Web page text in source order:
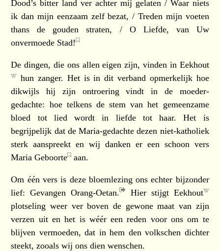
Dood’s bitter land ver achter mij gelaten / Waar niets
ik dan mijn eenzaam zelf bezat, / Treden mijn voeten
thans de gouden straten, / O Liefde, van Uw
onvermoede Stad!
De dingen, die ons allen eigen zijn, vinden in Eekhout
hun zanger. Het is in dit verband opmerkelijk hoe
dikwijls hij zijn ontroering vindt in de moeder-
gedachte: hoe telkens de stem van het gemeenzame
bloed tot lied wordt in liefde tot haar. Het is
begrijpelijk dat de Maria-gedachte dezen niet-katholiek
sterk aanspreekt en wij danken er een schoon vers
Maria Geboorte
aan.
Om één vers is deze bloemlezing ons echter bijzonder
lief:Gevangen Orang-Oetan. Hier stijgt Eekhout
plotseling weer ver boven de gewone maat van zijn
verzen uit en het is wéér een reden voor ons om te
blijven vermoeden, dat in hem den volkschen dichter
steekt, zooals wij ons dien wenschen.